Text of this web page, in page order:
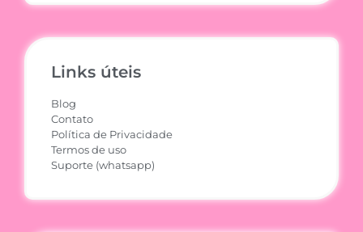
Links úteis
Blog
Contato
Política de Privacidade
Termos de uso
Suporte (whatsapp)